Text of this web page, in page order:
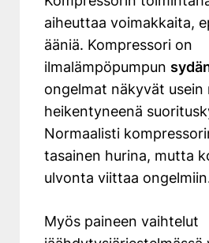
aiheuttaa voimakkaita,
ääniä. Kompressori on
ilmalämpöpumpun
ongelmat näkyvät usein
heikentyneenä
Normaalisti
tasainen hurina, mutta
ulvonta viittaa
Myös paineen vaihtelut